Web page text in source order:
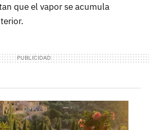
que el vapor se acumula